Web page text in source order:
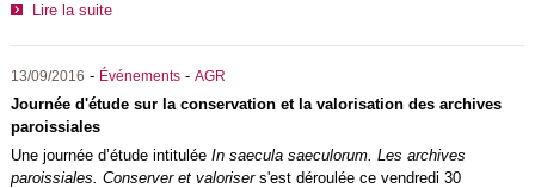
Lire la suite
13/09/2016 - Événements- AGR
Journée d'étude sur la conservation et la valorisation des archives
paroissiales
Une journée d’étude intitulée In saecula saeculorum. Les archives
paroissiales. Conserver et valoriser s'est déroulée ce vendredi 30